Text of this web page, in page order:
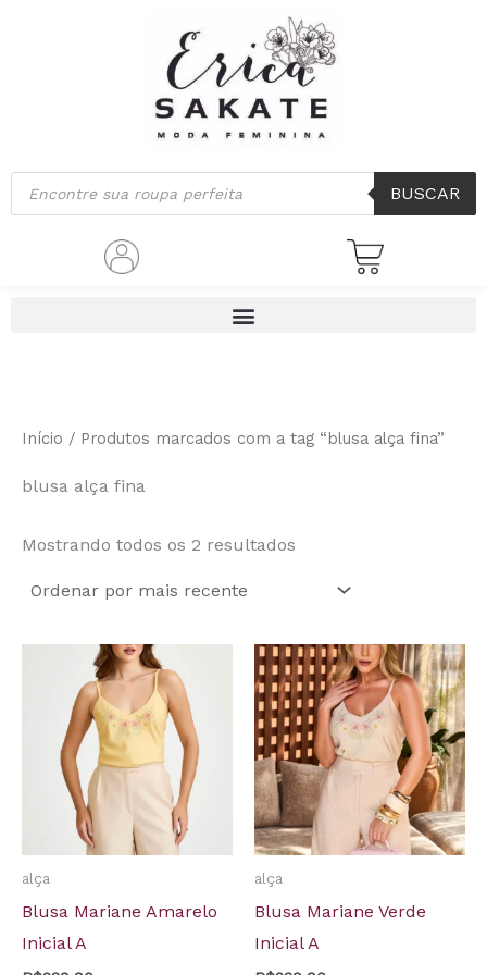
Pesquisar
produtos
BUSCAR
Início / Produtos marcados com a tag “blusa alça fina”
blusa alça fina
Mostrando todos os 2 resultados
por
mais
recente
alça
Blusa Mariane Amarelo
Inicial A
alça
Blusa Mariane Verde
Inicial A